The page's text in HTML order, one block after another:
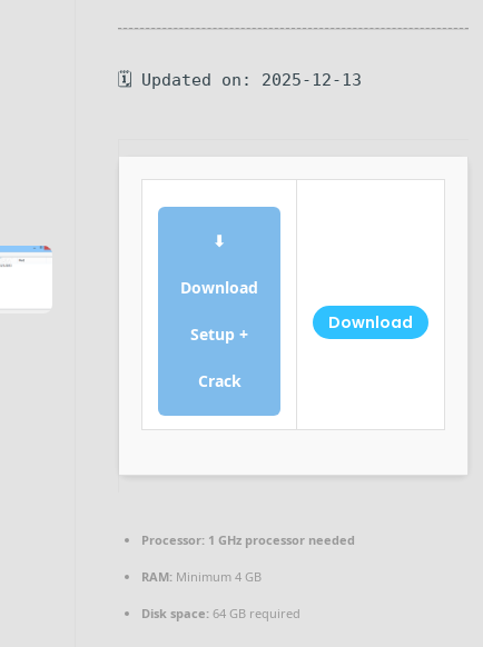
🗓 Updated on: 2025-12-13
⬇
Download
Setup +
Crack
Download
Processor: 1 GHz processor needed
RAM: Minimum 4 GB
Disk space: 64 GB required